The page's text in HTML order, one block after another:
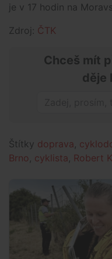
je v 17 hodin na
Zdroj: ČTK
Chceš mít
děje
Štítky doprava
Brno cyklista Robert